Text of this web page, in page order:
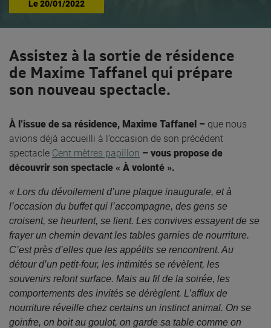
Le20/01/2022
Assistez à la sortie de résidence
de Maxime Taffanel qui prépare
son nouveau spectacle.
À l’issue de sa résidence, Maxime Taffanel – que nous
avions déjà accueilli à l’occasion de son précédent
spectacle Cent mètres papillon – vous propose de
découvrir son spectacle « À volonté ».
« Lors du dévoilement d’une plaque inaugurale, et à
l’occasion du buffet qui l’accompagne, des gens se
croisent, se heurtent, se lient. Les convives essayent de se
frayer un chemin devant les tables garnies de nourriture.
C’est près d’elles que les appétits se rencontrent. Au
détour d’un petit-four, les intimités se révèlent, les
souvenirs refont surface. Mais au fil de la soirée, les
comportements des invités se dérèglent. L’afflux de
nourriture réveille chez certains un instinct animal. On se
goinfre, on boit au goulot, on garde sa table comme on